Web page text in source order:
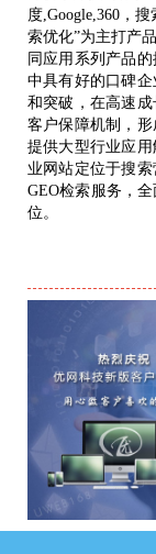
度,Google,360，
索优化”为主打产
同应用系列产品
中具有好的口碑
和突破，在高速
客户保障机制，形
提供大型行业应
业网站定位于搜
GEO检索服务，
位。